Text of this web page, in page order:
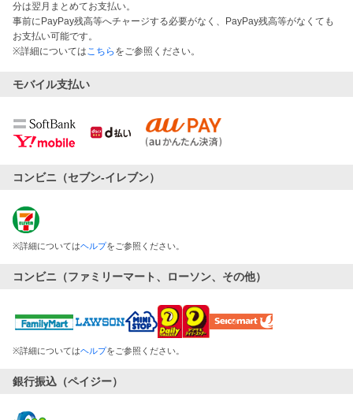
分は翌月まとめてお支払い。
事前にPayPay残高等へチャージする必要がなく、PayPay残高等がなくても
お支払い可能です。
※詳細についてはこちら をご参照ください。
モバイル支払い
コンビニ（セブン-イレブン）
※詳細についてはヘルプをご参照ください。
コンビニ（ファミリーマート、ローソン、その他）
※詳細についてはヘルプをご参照ください。
銀行振込（ペイジー）